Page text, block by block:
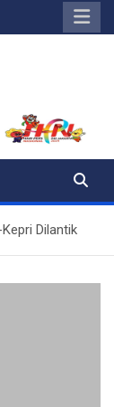
Dilantik